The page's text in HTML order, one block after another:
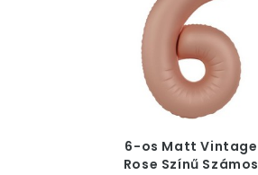
6-os Matt Vintage
Rose Színű Számos